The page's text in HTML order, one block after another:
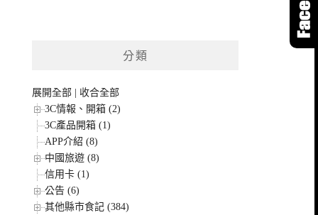
分類
展開全部
收合全部
3C情報、開箱 (2)
3C產品開箱 (1)
APP介紹 (8)
中國旅遊 (8)
信用卡 (1)
公告 (6)
其他縣市食記 (384)